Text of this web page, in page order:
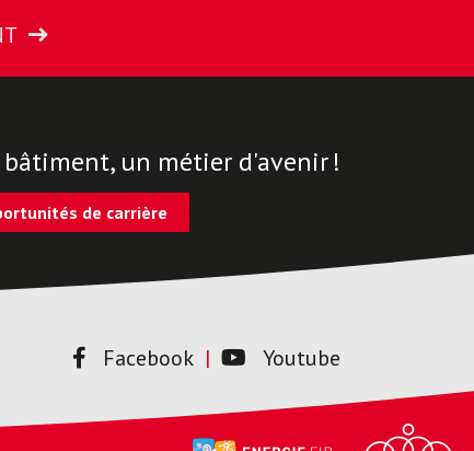
un métier d'avenir !
de carrière
Facebook Youtube